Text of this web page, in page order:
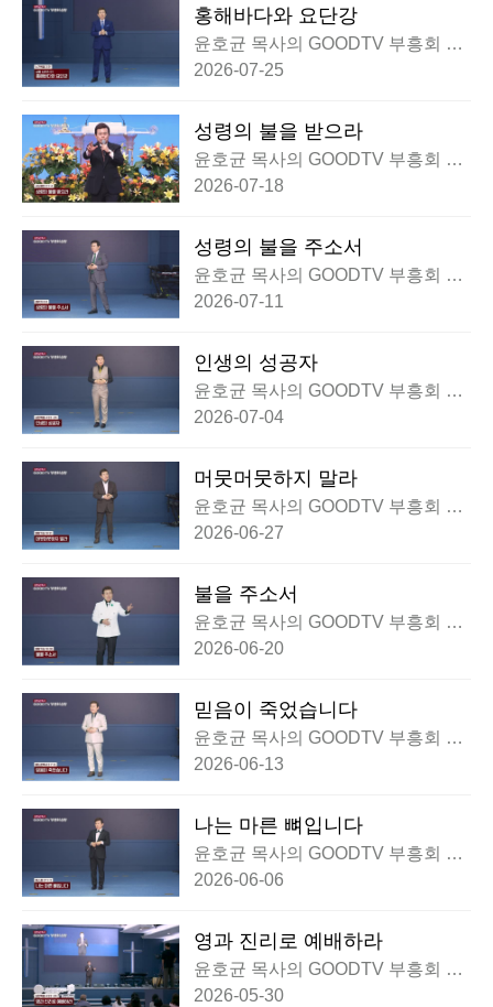
홍해바다와 요단강
윤호균 목사의 GOODTV 부흥회 실
황
2026-07-25
성령의 불을 받으라
윤호균 목사의 GOODTV 부흥회 실
황
2026-07-18
성령의 불을 주소서
윤호균 목사의 GOODTV 부흥회 실
황
2026-07-11
인생의 성공자
윤호균 목사의 GOODTV 부흥회 실
황
2026-07-04
머뭇머뭇하지 말라
윤호균 목사의 GOODTV 부흥회 실
황
2026-06-27
불을 주소서
윤호균 목사의 GOODTV 부흥회 실
황
2026-06-20
믿음이 죽었습니다
윤호균 목사의 GOODTV 부흥회 실
황
2026-06-13
나는 마른 뼈입니다
윤호균 목사의 GOODTV 부흥회 실
황
2026-06-06
영과 진리로 예배하라
윤호균 목사의 GOODTV 부흥회 실
황
2026-05-30